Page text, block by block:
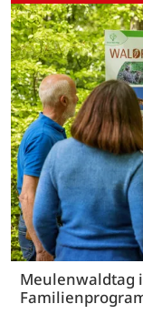
Meulenwaldtag